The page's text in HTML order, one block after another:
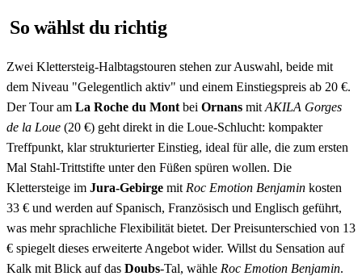
So wählst du richtig
Zwei Klettersteig-Halbtagstouren stehen zur Auswahl, beide mit
dem Niveau "Gelegentlich aktiv" und einem Einstiegspreis ab 20 €.
Der Tour am La Roche du Mont bei Ornans mit AKILA Gorges
de la Loue (20 €) geht direkt in die Loue-Schlucht: kompakter
Treffpunkt, klar strukturierter Einstieg, ideal für alle, die zum ersten
Mal Stahl-Trittstifte unter den Füßen spüren wollen. Die
Klettersteige im Jura-Gebirge mit Roc Emotion Benjamin kosten
33 € und werden auf Spanisch, Französisch und Englisch geführt,
was mehr sprachliche Flexibilität bietet. Der Preisunterschied von 13
€ spiegelt dieses erweiterte Angebot wider. Willst du Sensation auf
Kalk mit Blick auf das Doubs-Tal, wähle Roc Emotion Benjamin.